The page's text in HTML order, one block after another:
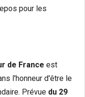
pour les
de France est
l'honneur d'être le
Prévue du 29